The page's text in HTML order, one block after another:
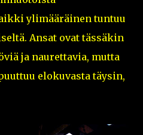
ylimääräinen tuntuu
Ansat ovat tässäkin
ja naurettavia, mutta
elokuvasta täysin,